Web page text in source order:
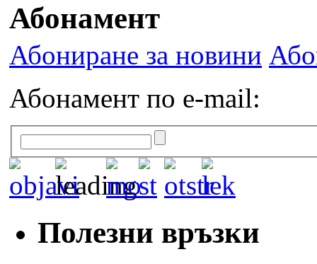
Абонамент
Абониране за новини
Абонамент по e-mail:
Полезни връзки